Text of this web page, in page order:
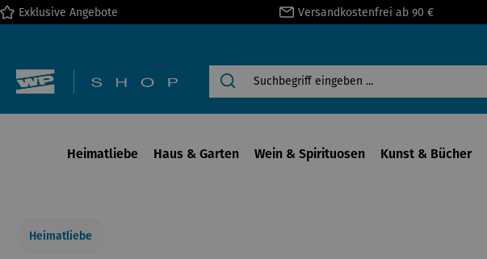
Zur Hauptnavigation springen
Exklusive Angebote Versandkostenfrei ab 90 €
Heimatliebe Haus & Garten Wein & Spirituosen Kunst & Bücher
Heimatliebe